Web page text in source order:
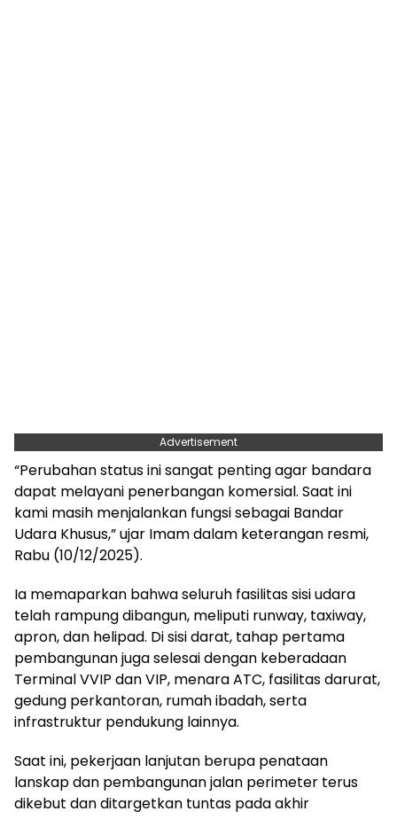
Advertisement
“Perubahan status ini sangat penting agar bandara
dapat melayani penerbangan komersial. Saat ini
kami masih menjalankan fungsi sebagai Bandar
Udara Khusus,” ujar Imam dalam keterangan resmi,
Rabu (10/12/2025).
Ia memaparkan bahwa seluruh fasilitas sisi udara
telah rampung dibangun, meliputi runway, taxiway,
apron, dan helipad. Di sisi darat, tahap pertama
pembangunan juga selesai dengan keberadaan
Terminal VVIP dan VIP, menara ATC, fasilitas darurat,
gedung perkantoran, rumah ibadah, serta
infrastruktur pendukung lainnya.
Saat ini, pekerjaan lanjutan berupa penataan
lanskap dan pembangunan jalan perimeter terus
dikebut dan ditargetkan tuntas pada akhir